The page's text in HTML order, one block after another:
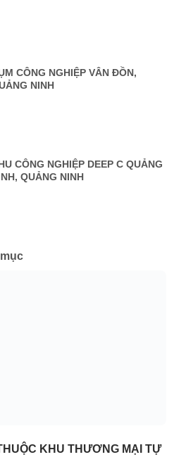
CÔNG NGHIỆP VÂN ĐỒN,
NINH
CÔNG NGHIỆP DEEP C QUẢNG
QUẢNG NINH
KHU THƯƠNG MẠI TỰ